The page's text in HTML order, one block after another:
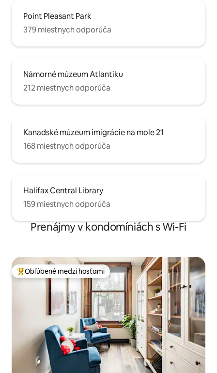
Point Pleasant Park
379 miestnych odporúča
Námorné múzeum Atlantiku
212 miestnych odporúča
Kanadské múzeum imigrácie na mole 21
168 miestnych odporúča
Halifax Central Library
159 miestnych odporúča
Prenájmy v kondomíniách s Wi-Fi
Najobľúbenejšie medzi hosťami
Obľúbené medzi hosťami